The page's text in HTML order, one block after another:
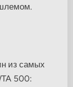
из самых
500: